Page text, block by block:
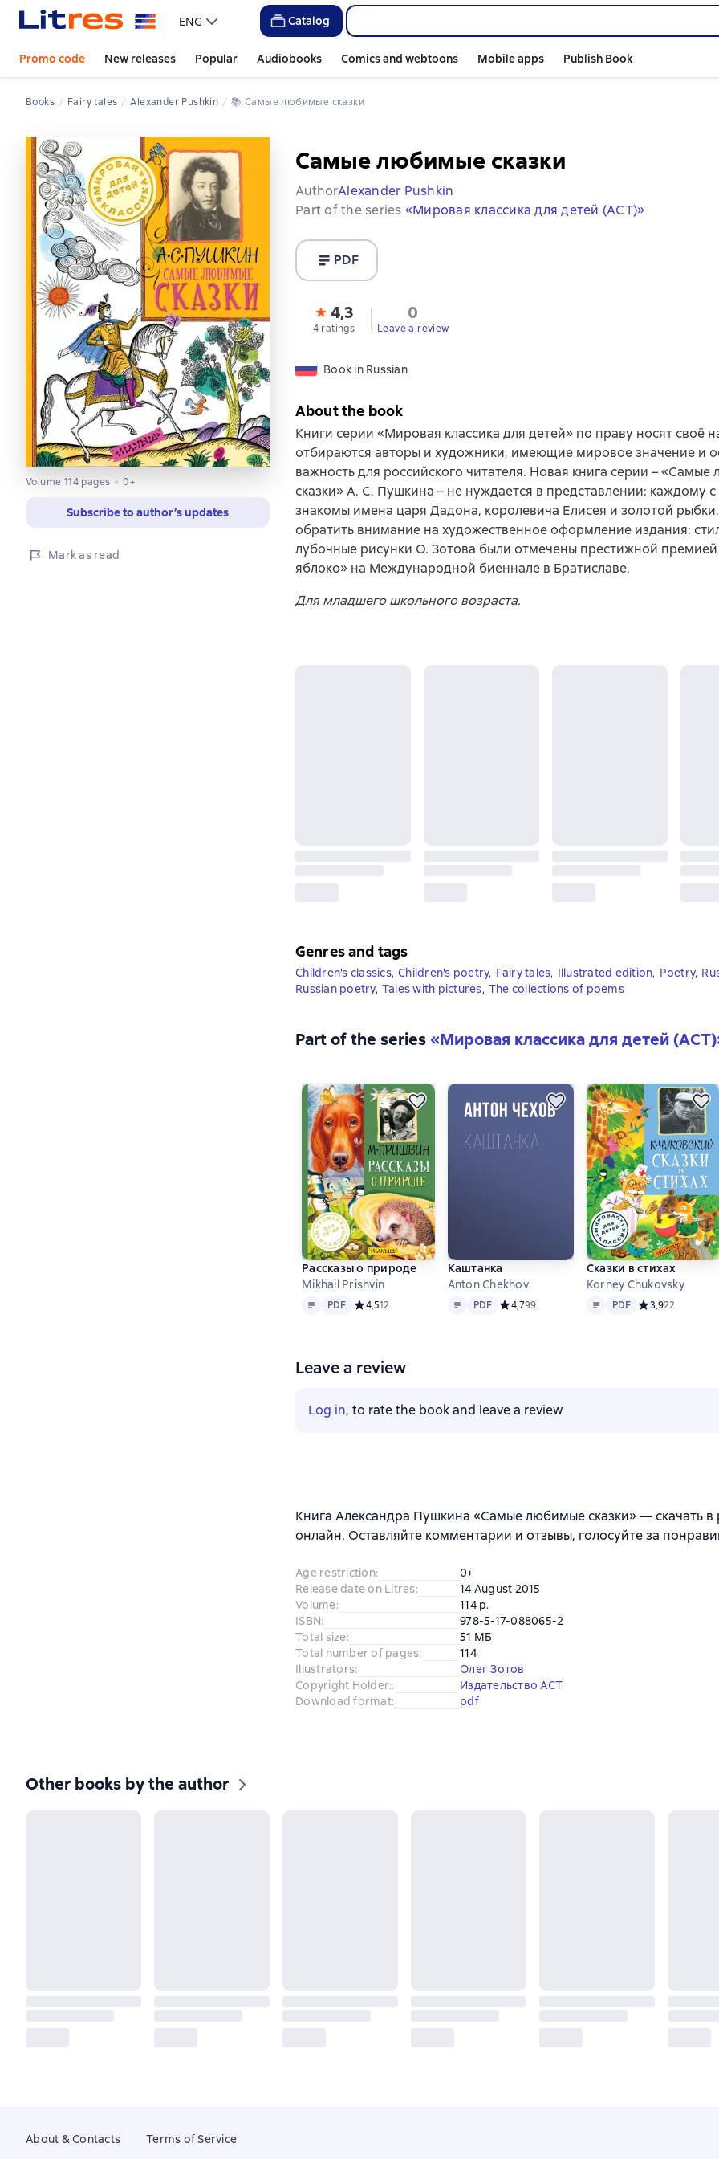
ENG Catalog
Promo code New releases Popular Audiobooks Comics and webtoons Mobile apps Publish Book
Books Fairy tales Alexander Pushkin 📚 Самые любимые сказки
Volume 114 pages 0+
Subscribe to author’s updates
Mark as read
Самые любимые сказки
AuthorAlexander Pushkin
Part of the series «Мировая классика для детей (АСТ)»
PDF
4,3
4 ratings
0
Leave a review
Book in Russian
About the book
Книги серии «Мировая классика для детей» по праву носят своё
отбираются авторы и художники, имеющие мировое значение и
важность для российского читателя. Новая книга серии –
сказки» А. С. Пушкина – не нуждается в представлении: каждому с
знакомы имена царя Дадона, королевича Елисея и золотой
обратить внимание на художественное оформление издания:
лубочные рисунки О. Зотова были отмечены престижной
яблоко» на Международной биеннале в Братиславе.
Для младшего школьного возраста.
Genres and tags
Children's classics, Children's poetry, Fairy tales, Illustrated edition, Poetry,
Russian poetry, Tales with pictures, The collections of poems
Part of the series«Мировая классика для детей (АСТ)
Рассказы о природе
Mikhail Prishvin
Text PDF
PDF Средний рейтинг 4,5 на основе 12 оценок
4,512
Каштанка
Anton Chekhov
Text PDF
PDF Средний рейтинг 4,7 на основе 99 оценок
4,799
Сказки в стихах
Korney Chukovsky
Text PDF
PDF Средний
3,922
Leave a review
Log in, to rate the book and leave a review
Книга Александра Пушкина «Самые любимые сказки» — скачать в
онлайн. Оставляйте комментарии и отзывы, голосуйте за
Age restriction:
0+
Release date on Litres:
14 August 2015
Volume:
114 p.
ISBN:
978-5-17-088065-2
Total size:
51 МБ
Total number of pages:
114
Illustrators:
Олег Зотов
Copyright Holder::
Издательство АСТ
Download format: pdf
Other books by the author
About & Contacts
Terms of Service